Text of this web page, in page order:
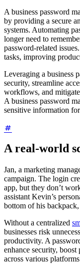
A business password
by providing a secure
systems. Automating
longer need to
password-related
tasks, improving
Leveraging a business
security, streamline
workflows, and
A business password
sensitive information
A real-world
Jan, a marketing
campaign. The login
app, but they don’t
assistant Kevin’s
bottom of his
Without a centralized
businesses risk
productivity. A
enhance security,
across various